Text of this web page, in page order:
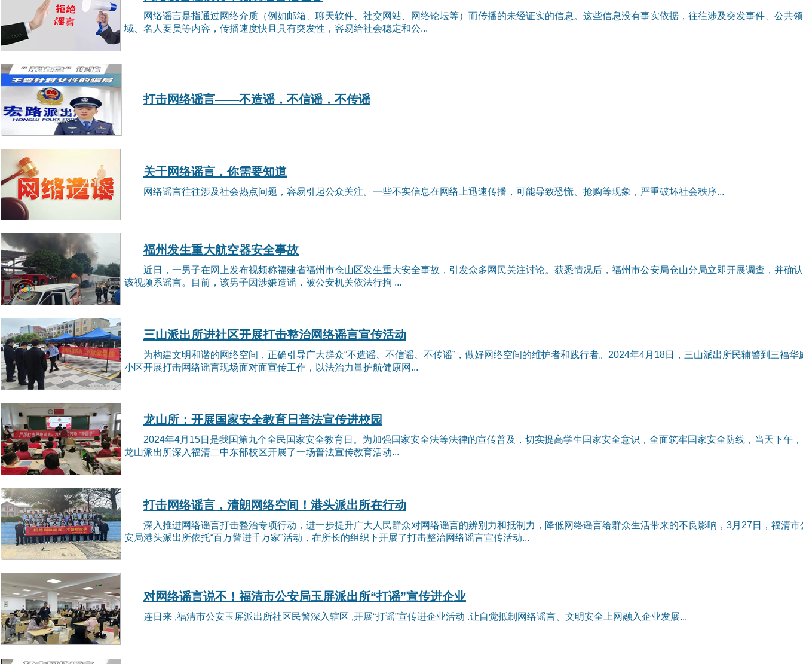
网络谣言是指通过网络介质（例如邮箱、聊天软件、社交网站、网络论坛等）而传播的未经证实的信息。这些信息没有事实依据，往往涉及突发事件、公共领
域、名人要员等内容，传播速度快且具有突发性，容易给社会稳定和公...
打击网络谣言——不造谣，不信谣，不传谣
关于网络谣言，你需要知道
网络谣言往往涉及社会热点问题，容易引起公众关注。一些不实信息在网络上迅速传播，可能导致恐慌、抢购等现象，严重破坏社会秩序...
福州发生重大航空器安全事故
近日，一男子在网上发布视频称福建省福州市仓山区发生重大安全事故，引发众多网民关注讨论。获悉情况后，福州市公安局仓山分局立即开展调查，并确认
该视频系谣言。目前，该男子因涉嫌造谣，被公安机关依法行拘 ...
三山派出所进社区开展打击整治网络谣言宣传活动
为构建文明和谐的网络空间，正确引导广大群众“不造谣、不信谣、不传谣”，做好网络空间的维护者和践行者。2024年4月18日，三山派出所民辅警到三福华
小区开展打击网络谣言现场面对面宣传工作，以法治力量护航健康网...
龙山所：开展国家安全教育日普法宣传进校园
2024年4月15日是我国第九个全民国家安全教育日。为加强国家安全法等法律的宣传普及，切实提高学生国家安全意识，全面筑牢国家安全防线，当天下午，
龙山派出所深入福清二中东部校区开展了一场普法宣传教育活动...
打击网络谣言，清朗网络空间！港头派出所在行动
深入推进网络谣言打击整治专项行动，进一步提升广大人民群众对网络谣言的辨别力和抵制力，降低网络谣言给群众生活带来的不良影响，3月27日，福清市
安局港头派出所依托“百万警进千万家”活动，在所长的组织下开展了打击整治网络谣言宣传活动...
对网络谣言说不！福清市公安局玉屏派出所“打谣”宣传进企业
连日来 ,福清市公安玉屏派出所社区民警深入辖区 ,开展“打谣”宣传进企业活动 .让自觉抵制网络谣言、文明安全上网融入企业发展...